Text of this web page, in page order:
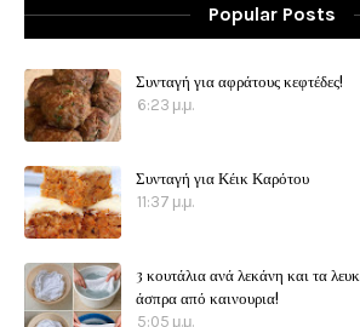
Popular Posts
Συνταγή για αφράτους κεφτέδες!
6:23 μ.μ.
Συνταγή για Κέικ Καρότου
11:37 μ.μ.
3 κουτάλια ανά λεκάνη και τα
άσπρα από καινουρια!
5:05 μ.μ.